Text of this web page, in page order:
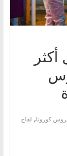
كورونا, لقاح